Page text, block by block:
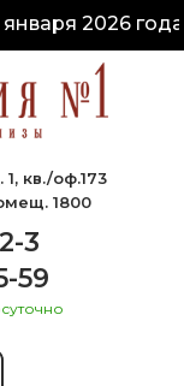
2026 года
кв./оф.173
1800
3
59